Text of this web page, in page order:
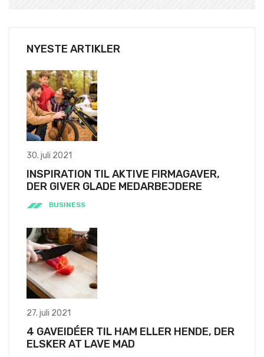
NYESTE ARTIKLER
30. juli 2021
INSPIRATION TIL AKTIVE FIRMAGAVER,
DER GIVER GLADE MEDARBEJDERE
BUSINESS
27. juli 2021
4 GAVEIDÉER TIL HAM ELLER HENDE, DER
ELSKER AT LAVE MAD